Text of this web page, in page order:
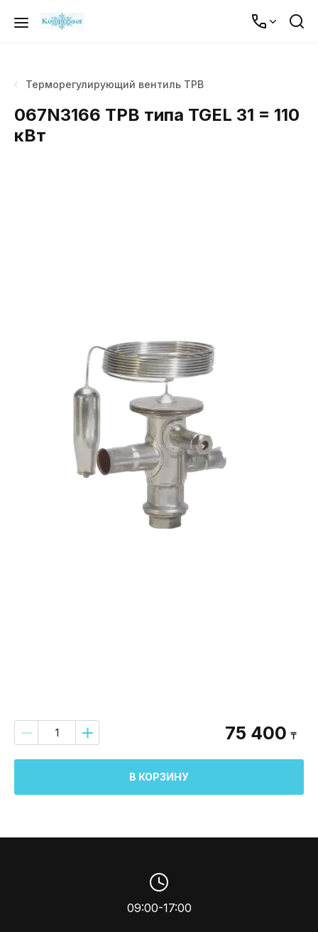
Терморегулирующий вентиль ТРВ
067N3166 ТРВ типа TGEL 31 = 110
кВт
75 400 ₸
В КОРЗИНУ
09:00-17:00